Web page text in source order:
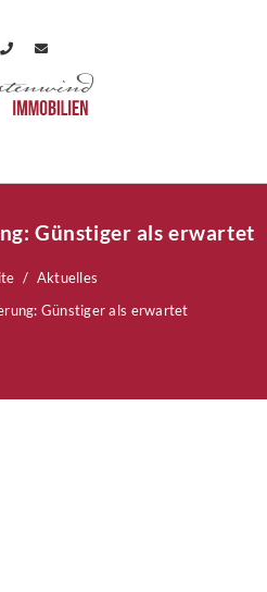
Günstiger als erwartet
Aktuelles
Günstiger als erwartet